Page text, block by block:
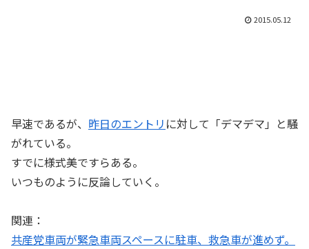
2015.05.12
早速であるが、 昨日のエントリ に対して「デマデマ」と騒
がれている。
すでに様式美ですらある。
いつものように反論していく。
関連：
共産党車両が緊急車両スペースに駐車、救急車が進めず。